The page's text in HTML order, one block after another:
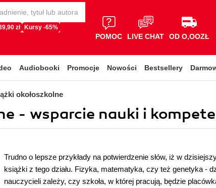
zł Kursy -65%
POMOC LIVE CHAT OD O,OOZŁ
Audiobooki Promocje Nowości Bestsellery
okołoszkolne
- wsparcie nauki i
Trudno o lepsze przykłady na potwierdzenie słów, iż w
książki z tego działu. Fizyka, matematyka, czy też genetyka -
nauczycieli zależy, czy szkoła, w której pracują, będzie